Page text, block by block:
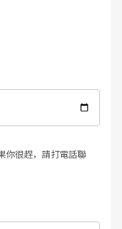
你很趕，請打電話聯